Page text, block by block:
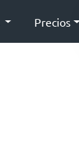
Precios